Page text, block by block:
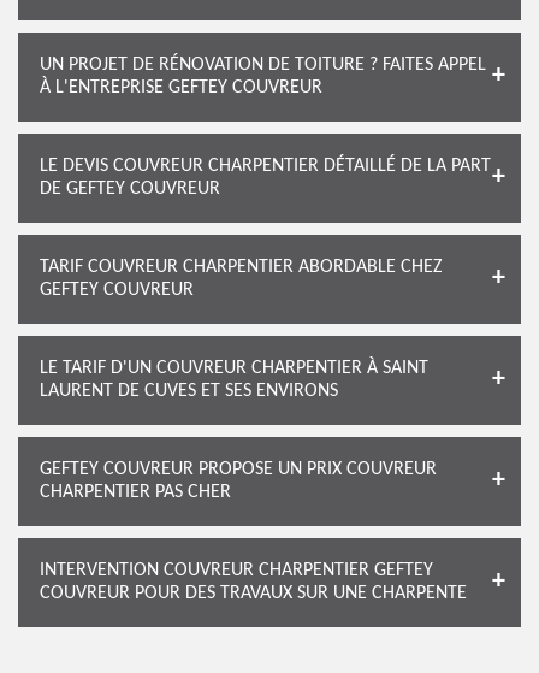
UN PROJET DE RÉNOVATION DE TOITURE ? FAITES APPEL
À L'ENTREPRISE GEFTEY COUVREUR
LE DEVIS COUVREUR CHARPENTIER DÉTAILLÉ DE LA PART
DE GEFTEY COUVREUR
TARIF COUVREUR CHARPENTIER ABORDABLE CHEZ
GEFTEY COUVREUR
LE TARIF D'UN COUVREUR CHARPENTIER À SAINT
LAURENT DE CUVES ET SES ENVIRONS
GEFTEY COUVREUR PROPOSE UN PRIX COUVREUR
CHARPENTIER PAS CHER
INTERVENTION COUVREUR CHARPENTIER GEFTEY
COUVREUR POUR DES TRAVAUX SUR UNE CHARPENTE